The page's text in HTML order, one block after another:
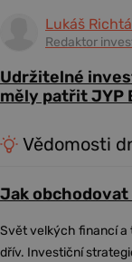
Lukáš
Redaktor
Udržitelné
měly patřit JYP
Vědomosti
Jak obchodovat
Svět velkých financí a
dřív. Investiční